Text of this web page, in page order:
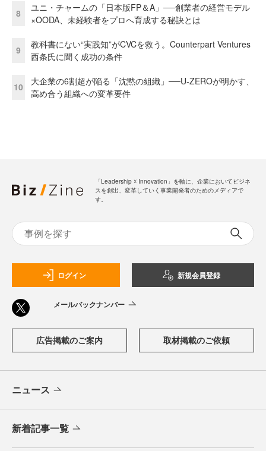
8
ユニ・チャームの「日本版FP＆A」──創業者の経営モデル
×OODA、未経験者をプロへ育成する秘訣とは
9
教科書にない“実践知”がCVCを救う。Counterpart Ventures
西条氏に聞く成功の条件
10
大企業の6割超が陥る「沈黙の組織」──U-ZEROが明かす、
高め合う組織への変革要件
「Leadership ☓ Innovation」を軸に、企業においてビジネ
スを創出、変革していく事業開発者のためのメディアで
す。
ログイン 新規会員登録
メールバックナンバー
広告掲載のご案内 取材掲載のご依頼
ニュース
新着記事一覧